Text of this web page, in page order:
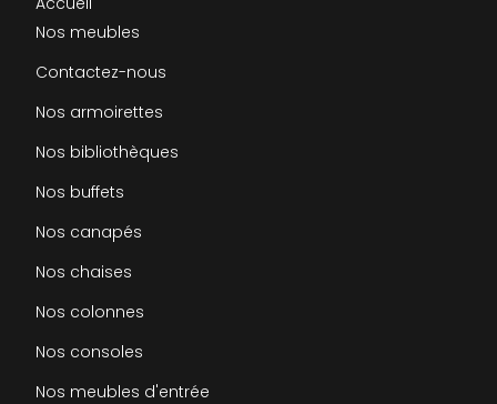
Nos meubles
Contactez-nous
Nos armoirettes
Nos bibliothèques
Nos buffets
Nos canapés
Nos chaises
Nos colonnes
Nos consoles
Nos meubles d'entrée